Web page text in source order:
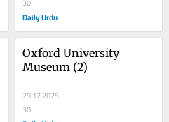
Daily Urdu
Oxford University
Museum (2)
29.12.2025
30